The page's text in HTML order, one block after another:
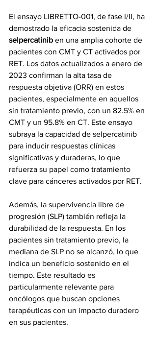
El ensayo LIBRETTO-001, de fase I/II, ha
demostrado la eficacia sostenida de
selpercatinib en una amplia cohorte de
pacientes con CMT y CT activados por
RET. Los datos actualizados a enero de
2023 confirman la alta tasa de
respuesta objetiva (ORR) en estos
pacientes, especialmente en aquellos
sin tratamiento previo, con un 82.5% en
CMT y un 95.8% en CT. Este ensayo
subraya la capacidad de selpercatinib
para inducir respuestas clínicas
significativas y duraderas, lo que
refuerza su papel como tratamiento
clave para cánceres activados por RET.
Además, la supervivencia libre de
progresión (SLP) también refleja la
durabilidad de la respuesta. En los
pacientes sin tratamiento previo, la
mediana de SLP no se alcanzó, lo que
indica un beneficio sostenido en el
tiempo. Este resultado es
particularmente relevante para
oncólogos que buscan opciones
terapéuticas con un impacto duradero
en sus pacientes.